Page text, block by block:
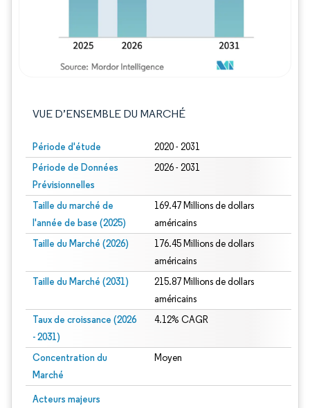
VUE D’ENSEMBLE DU MARCHÉ
Période d'étude 2020 - 2031
Période de Données
Prévisionnelles
2026 - 2031
Taille du marché de
l'année de base (2025)
169.47 Millions de dollars
américains
Taille du Marché (2026)
176.45 Millions de dollars
américains
Taille du Marché (2031)
215.87 Millions de dollars
américains
Taux de croissance (2026
- 2031)
4.12% CAGR
Concentration du
Marché
Moyen
Acteurs majeurs
Image © Mordor Intelligence. La réutilisation nécessite une attribution sous CC